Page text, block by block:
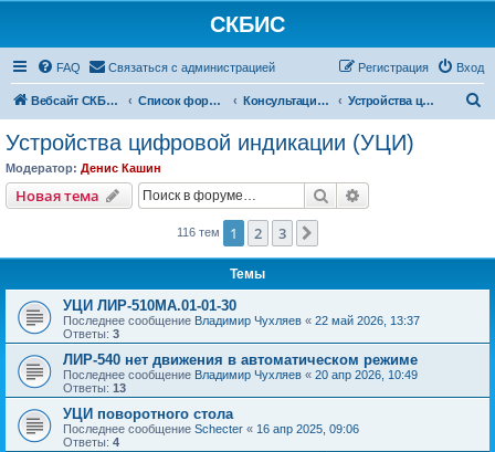
СКБИС
FAQ Связаться с администрацией Вход
Регистрация
Вебсайт СКБИС Список форумов Консультации технических специалистов Устройства цифровой индикации (УЦИ)
Устройства цифровой индикации (УЦИ)
Модератор: Денис Кашин
Новая тема Поиск
116 тем 1 2 3
Темы
УЦИ ЛИР-510МА.01-01-30
Последнее сообщение Владимир Чухляев « 22 май 2026, 13:37
Ответы: 3
ЛИР-540 нет движения в автоматическом режиме
Последнее сообщение Владимир Чухляев « 20 апр 2026, 10:49
Ответы: 13
УЦИ поворотного стола
Последнее сообщение Schecter « 16 апр 2025, 09:06
Ответы: 4